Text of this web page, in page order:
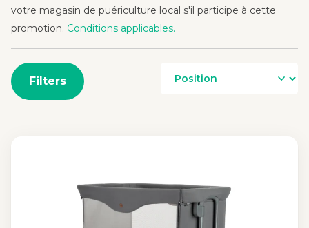
votre magasin de puériculture local s'il participe à cette
promotion. Conditions applicables.
Filters